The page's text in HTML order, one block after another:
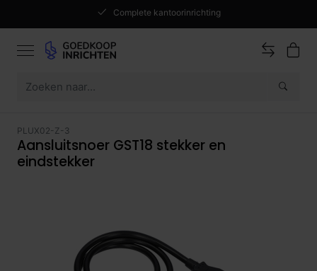
Complete kantoorinrichting
PLUX02-Z-3
Aansluitsnoer GST18 stekker en
eindstekker